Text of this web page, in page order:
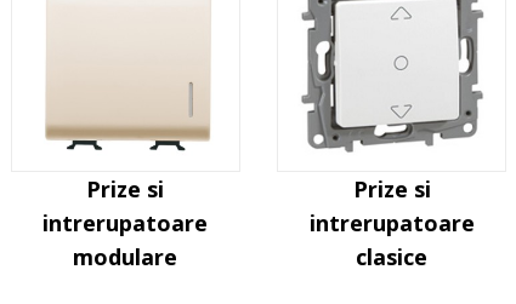
Prize si
intrerupatoare
modulare
Prize si
intrerupatoare
clasice